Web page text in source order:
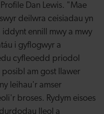
Dan Lewis. "Mae
deilwra ceisiadau yn
ennill mwy a mwy
i gyflogwyr a
cyfleoedd priodol
am gost llawer
leihau'r amser
broses. Rydym eisoes
lleol a